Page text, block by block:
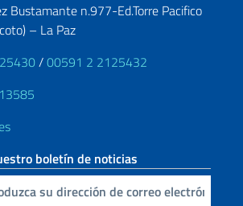
Bustamante n.977-Ed.Torre Pacifico
– La Paz
/00591 2 2125432
boletín de noticias